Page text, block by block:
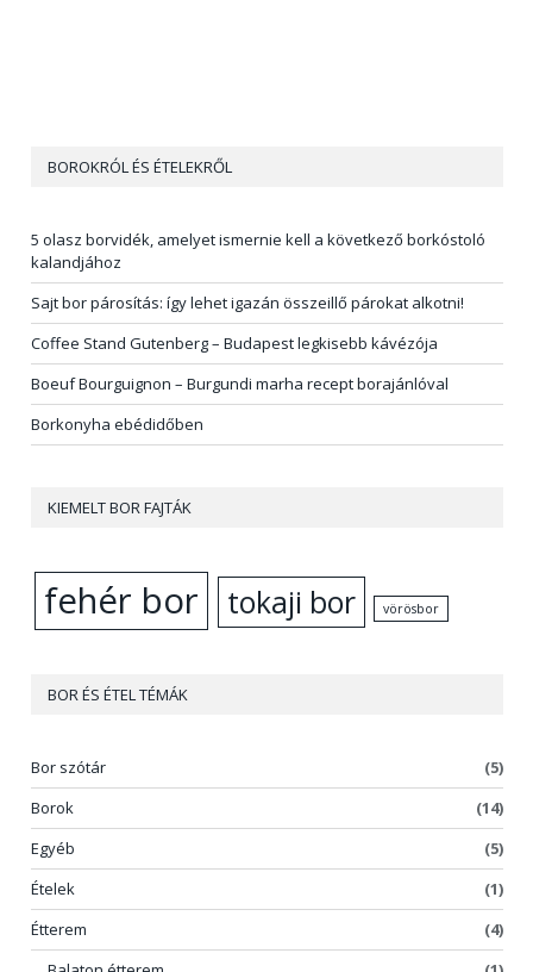
BOROKRÓL ÉS ÉTELEKRŐL
5 olasz borvidék, amelyet ismernie kell a következő borkóstoló
kalandjához
Sajt bor párosítás: így lehet igazán összeillő párokat alkotni!
Coffee Stand Gutenberg – Budapest legkisebb kávézója
Boeuf Bourguignon – Burgundi marha recept borajánlóval
Borkonyha ebédidőben
KIEMELT BOR FAJTÁK
fehér bor tokaji bor vörösbor
BOR ÉS ÉTEL TÉMÁK
Bor szótár
(5)
Borok
(14)
Egyéb
(5)
Ételek
(1)
Étterem
(4)